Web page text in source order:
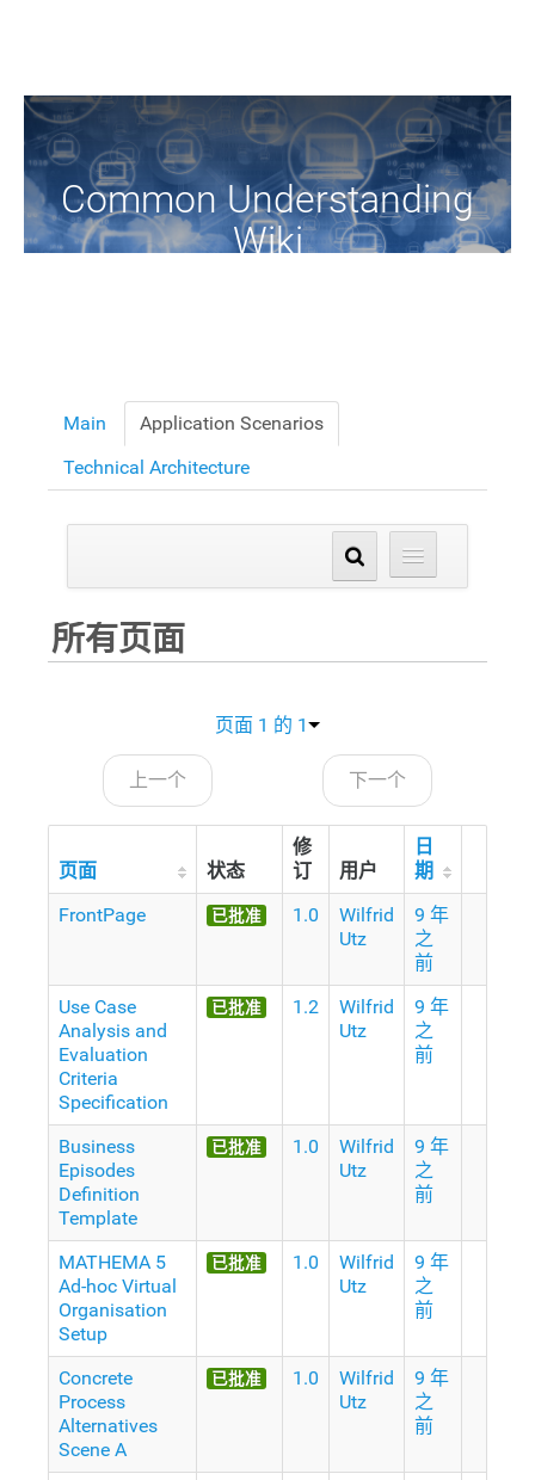
Common Understanding
Wiki
Main
Application Scenarios
Technical Architecture
所有页面
页面 1 的 1
上一个 下一个
页面 状态
修
订
用户
日
期
FrontPage
已批准 1.0
Wilfrid
Utz
9 年
之
前
Use Case
Analysis and
Evaluation
Criteria
Specification
已批准 1.2
Wilfrid
Utz
9 年
之
前
Business
Episodes
Definition
Template
已批准 1.0
Wilfrid
Utz
9 年
之
前
MATHEMA 5
Ad-hoc Virtual
Organisation
Setup
已批准 1.0
Wilfrid
Utz
9 年
之
前
Concrete
Process
Alternatives
Scene A
已批准 1.0
Wilfrid
Utz
9 年
之
前